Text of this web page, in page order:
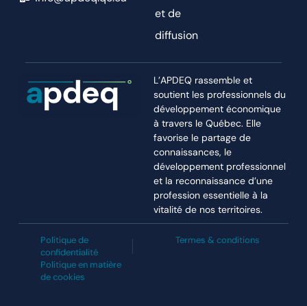
et de
diffusion
L’APDEQ rassemble et
soutient les professionnels du
développement économique
à travers le Québec. Elle
favorise le partage de
connaissances, le
développement professionnel
et la reconnaissance d’une
profession essentielle à la
vitalité de nos territoires.
Politique de
confidentialité
Politique en matière
de cookies
Termes & conditions